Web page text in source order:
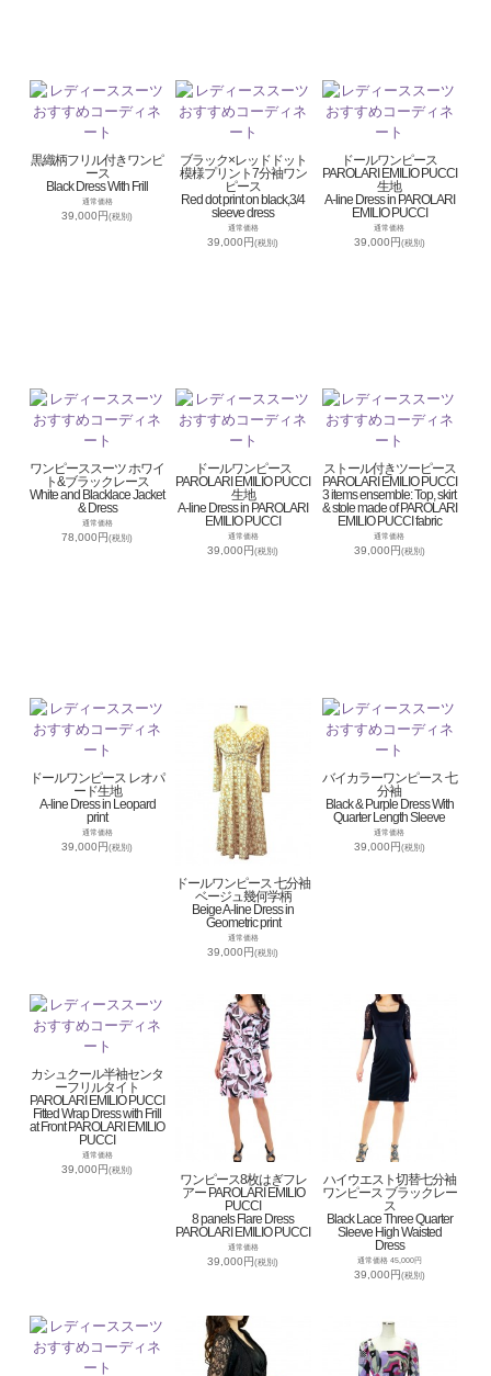
黒織柄フリル付きワンピ
ース
Black Dress With Frill
通常価格
39,000円(税別)
ブラック×レッドドット
模様プリント7分袖ワン
ピース
Red dot print on black,3/4
sleeve dress
通常価格
39,000円(税別)
ドールワンピース
PAROLARI EMILIO PUCCI
生地
A-line Dress in PAROLARI
EMILIO PUCCI
通常価格
39,000円(税別)
ワンピーススーツ ホワイ
ト&ブラックレース
White and Blacklace Jacket
& Dress
通常価格
78,000円(税別)
ドールワンピース
PAROLARI EMILIO PUCCI
生地
A-line Dress in PAROLARI
EMILIO PUCCI
通常価格
39,000円(税別)
ストール付きツーピース
PAROLARI EMILIO PUCCI
3 items ensemble: Top, skirt
& stole made of PAROLARI
EMILIO PUCCI fabric
通常価格
39,000円(税別)
ドールワンピース レオパ
ード生地
A-line Dress in Leopard
print
通常価格
39,000円(税別)
ドールワンピース 七分袖
ベージュ幾何学柄
Beige A-line Dress in
Geometric print
通常価格
39,000円(税別)
バイカラーワンピース 七
分袖
Black & Purple Dress With
Quarter Length Sleeve
通常価格
39,000円(税別)
カシュクール半袖センタ
ーフリルタイト
PAROLARI EMILIO PUCCI
Fitted Wrap Dress with Frill
at Front PAROLARI EMILIO
PUCCI
通常価格
39,000円(税別)
ワンピース8枚はぎフレ
アー PAROLARI EMILIO
PUCCI
8 panels Flare Dress
PAROLARI EMILIO PUCCI
通常価格
39,000円(税別)
ハイウエスト切替七分袖
ワンピース ブラックレー
ス
Black Lace Three Quarter
Sleeve High Waisted
Dress
通常価格 45,000円
39,000円(税別)